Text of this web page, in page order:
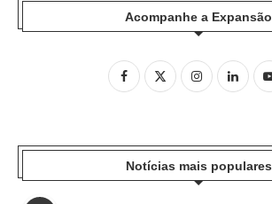
Acompanhe a Expansão
Notícias mais populares